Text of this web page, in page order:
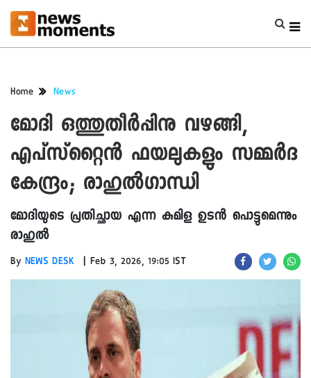
Home News
മോദി ഒത്തുതീർപ്പിനു വഴങ്ങി,
എപ്സ്റ്റൈൻ ഫയലുകളും സമ്മർദ
കേന്ദ്രം; രാഹുൽ​ഗാന്ധി
മോദിയുടെ പ്രതിച്ഛായ എന്ന കുമിള ഉടൻ പൊട്ടുമെന്നും
രാഹുൽ
By NEWS DESK | Feb 3, 2026, 19:05 IST